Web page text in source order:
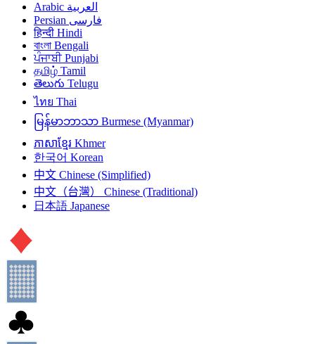
العربية Arabic
فارسی Persian
हिन्दी Hindi
বাংলা Bengali
ਪੰਜਾਬੀ Punjabi
தமிழ் Tamil
తెలుగు Telugu
ไทย Thai
မြန်မာဘာသာ Burmese (Myanmar)
ភាសាខ្មែរ Khmer
한국어 Korean
中文 Chinese (Simplified)
中文（台灣）
Chinese (Traditional)
日本語 Japanese